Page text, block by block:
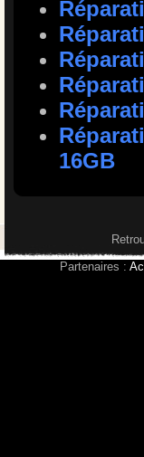
16GB
Partenaires :